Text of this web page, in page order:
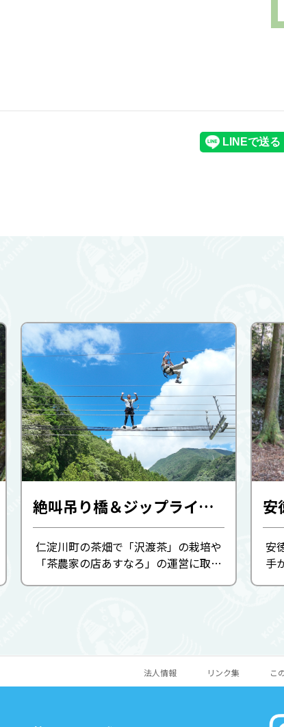
絶叫吊り橋＆ジップライン（NIYOFLY）
仁淀川町の茶畑で「沢渡茶」の栽培や
「茶農家の店あすなろ」の運営に取り
安
安
手
法人情報 リンク集 こ